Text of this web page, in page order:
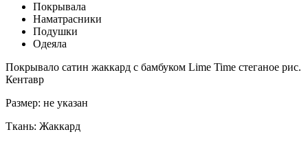
Покрывала
Наматрасники
Подушки
Одеяла
Покрывало сатин жаккард с бамбуком Lime Time стеганое рис.
Кентавр
Размер: не указан
Ткань: Жаккард